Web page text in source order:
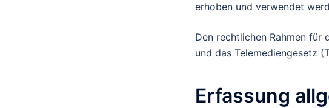
erhoben und verwendet
Den rechtlichen Rahmen für
und das Telemediengesetz
Erfassung